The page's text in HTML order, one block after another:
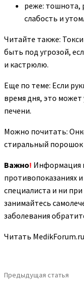
реже: тошнота,
слабость и
Читайте также:
быть под угрозой,
и кастрюлю.
Еще по теме: Если
время дня, это
печени.
Можно почитать:
стиральный
Важно! Информация
противопоказаниях
специалиста и ни
занимайтесь
заболевания
Читать
Предыдущая статья